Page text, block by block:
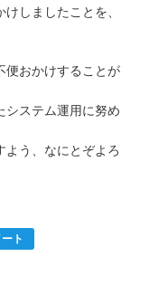
しましたことを、
便おかけすることが
システム運用に努め
よう、なにとぞよろ
ト